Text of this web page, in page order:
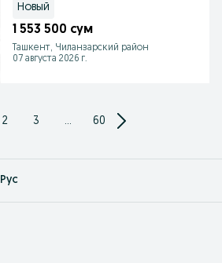
Новый
1 553 500 сум
Ташкент, Чиланзарский район
07 августа 2026 г.
2 3 ... 60
Рус